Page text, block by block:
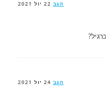
הגב 22 יול 2021
הגב 24 יול 2021